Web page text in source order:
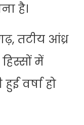
है।
तटीय आंध्र
में
वर्षा हो